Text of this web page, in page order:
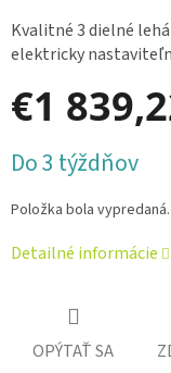
Kvalitné 3 dielné
elektricky
€1
Jednotková
cena:
Do 3 týždňov
Položka bola
Detailné informácie
OPÝTAŤ SA